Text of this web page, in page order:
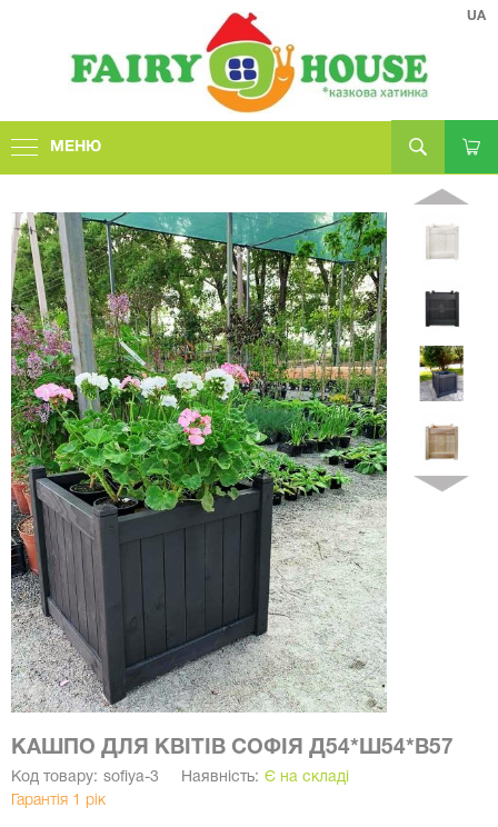
МЕНЮ
UA
КАШПО ДЛЯ КВІТІВ СОФІЯ Д54*Ш54*В57
Код товару: sofiya-3 Наявність: Є на складі
Гарантія 1 рік